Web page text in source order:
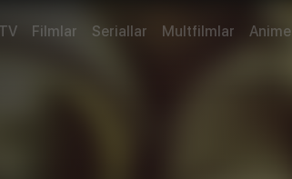
TV Filmlar Seriallar Multfilmlar Anime